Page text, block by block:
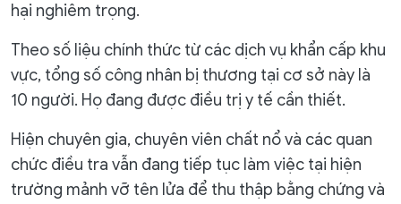
hại nghiêm trọng.
Theo số liệu chính thức từ các dịch vụ khẩn cấp khu
vực, tổng số công nhân bị thương tại cơ sở này là
10 người. Họ đang được điều trị y tế cần thiết.
Hiện chuyên gia, chuyên viên chất nổ và các quan
chức điều tra vẫn đang tiếp tục làm việc tại hiện
trường mảnh vỡ tên lửa để thu thập bằng chứng và